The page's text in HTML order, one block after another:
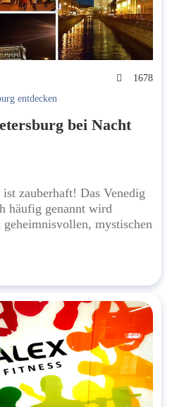
1678
entdecken
bei Nacht
zauberhaft! Das Venedig
häufig genannt wird
mystischen